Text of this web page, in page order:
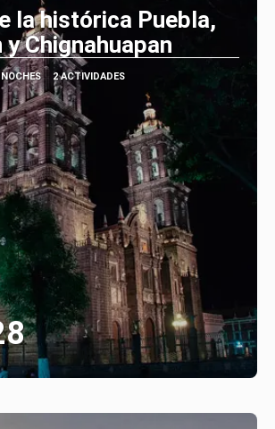
la histórica Puebla,
Chignahuapan
2 ACTIVIDADES